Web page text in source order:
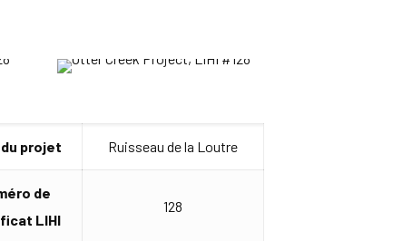
du projet Ruisseau de la Loutre
de
LIHI
128